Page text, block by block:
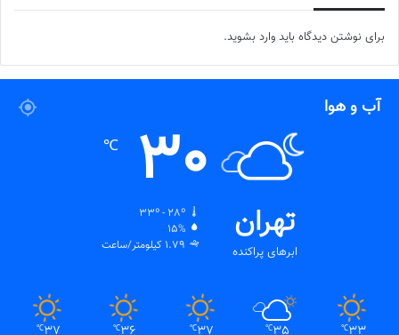
برای نوشتن دیدگاه باید وارد بشوید.
آب و هوا
تهران
ابرهای پراکنده
30
℃
33º - 28º
15%
1.79 کیلومتر/ساعت
℃
℃
℃
℃
℃